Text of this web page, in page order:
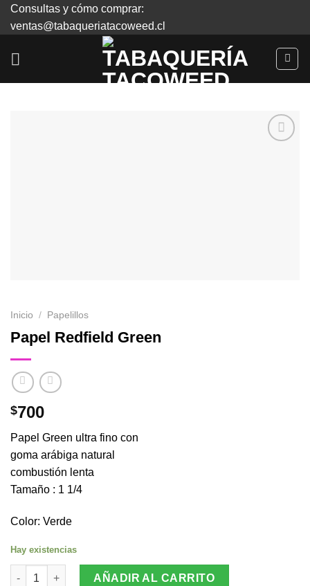
SkipConsultas y cómo comprar:
ventas@tabaqueriatacoweed.cl
Inicio / Papelillos
Papel Redfield Green
$700
Papel Green ultra fino con
goma arábiga natural
combustión lenta
Tamaño : 1 1/4
Color: Verde
Hay existencias
Papel Redfield Green cantidad
AÑADIR AL CARRITO